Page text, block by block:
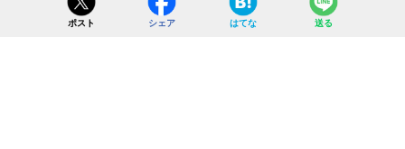
ポスト シェア はてな 送る